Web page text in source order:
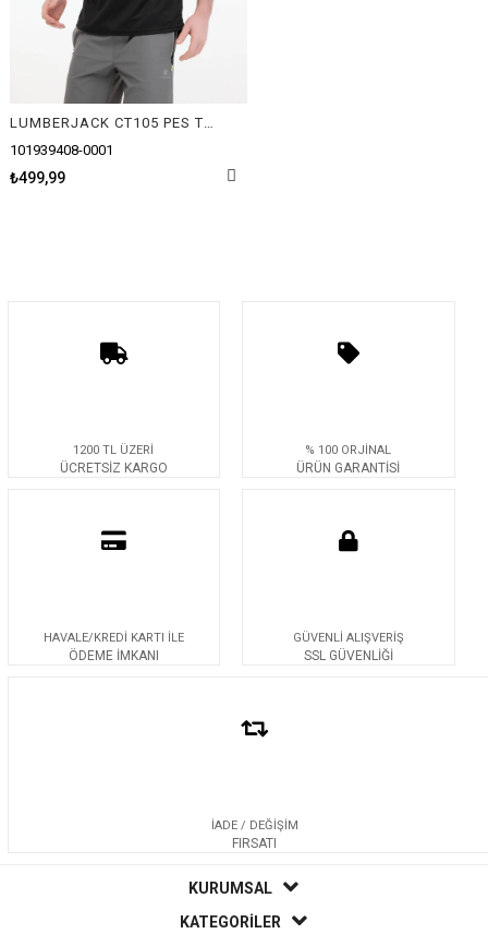
LUMBERJACK CT105 PES TTOP SWEATSHIRT
101939408-0001
₺499,99
1200 TL ÜZERİ
ÜCRETSİZ KARGO
% 100 ORJİNAL
ÜRÜN GARANTİSİ
HAVALE/KREDİ KARTI İLE
ÖDEME İMKANI
GÜVENLİ ALIŞVERİŞ
SSL GÜVENLİĞİ
İADE / DEĞİŞİM
FIRSATI
KURUMSAL
KATEGORİLER